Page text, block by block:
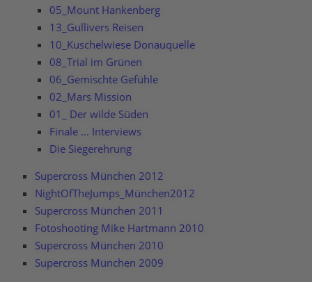
05_Mount Hankenberg
13_Gullivers Reisen
10_Kuschelwiese Donauquelle
08_Trial im Grünen
06_Gemischte Gefühle
02_Mars Mission
01_ Der wilde Süden
Finale ... Interviews
Die Siegerehrung
Supercross München 2012
NightOfTheJumps_München2012
Supercross München 2011
Fotoshooting Mike Hartmann 2010
Supercross München 2010
Supercross München 2009